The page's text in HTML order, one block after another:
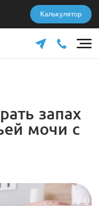
Калькулятор
запах
мочи с